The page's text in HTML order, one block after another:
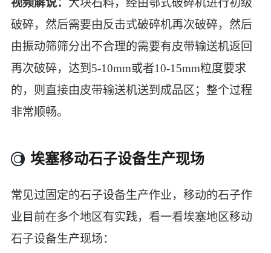
视频解说： 大块石料，经由鄂式破碎机进行初级
破碎，然后需要由反击式破碎机再次破碎，然后
由振动筛筛分出不合理的需要有皮带输送机返回
再次破碎，达到5-10mm或者10-15mm粒度要求
的，则直接由皮带输送机送到成品区；整个过程
非常顺畅。
埃塞移动石子设备生产现场
常见过固定的石子设备生产作业，移动的石子作
业目前在多个地区有实践，看一看埃塞地区移动
石子设备生产现场：